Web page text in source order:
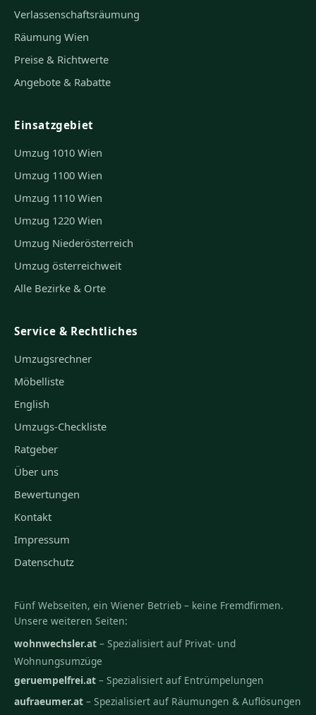
Verlassenschaftsräumung
Räumung Wien
Preise & Richtwerte
Angebote & Rabatte
Einsatzgebiet
Umzug 1010 Wien
Umzug 1100 Wien
Umzug 1110 Wien
Umzug 1220 Wien
Umzug Niederösterreich
Umzug österreichweit
Alle Bezirke & Orte
Service & Rechtliches
Umzugsrechner
Möbelliste
English
Umzugs-Checkliste
Ratgeber
Über uns
Bewertungen
Kontakt
Impressum
Datenschutz
Fünf Webseiten, ein Wiener Betrieb – keine Fremdfirmen.
Unsere weiteren Seiten:
wohnwechsler.at – Spezialisiert auf Privat- und
Wohnungsumzüge
geruempelfrei.at – Spezialisiert auf Entrümpelungen
aufraeumer.at – Spezialisiert auf Räumungen & Auflösungen